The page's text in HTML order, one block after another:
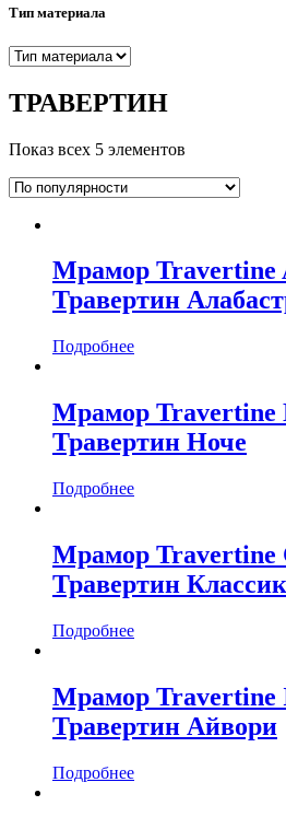
Тип материала
ТРАВЕРТИН
Показ всех 5 элементов
Мрамор Travertine
Травертин
Подробнее
Мрамор Travertine
Травертин Ноче
Подробнее
Мрамор Travertine
Травертин
Подробнее
Мрамор
Травертин Айвори
Подробнее